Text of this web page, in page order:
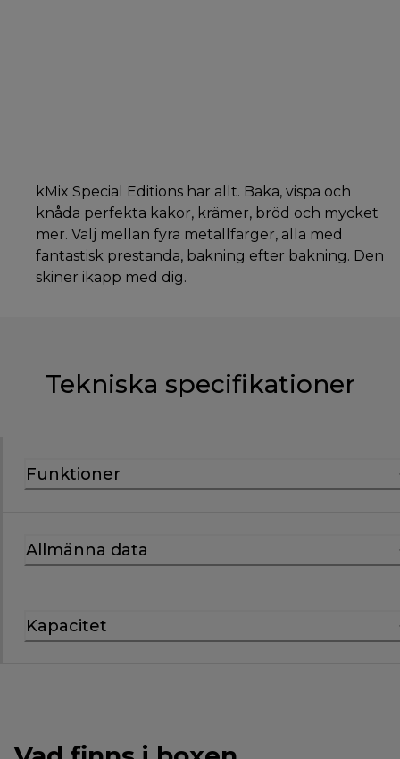
kMix Special Editions har allt. Baka, vispa och
knåda perfekta kakor, krämer, bröd och mycket
mer. Välj mellan fyra metallfärger, alla med
fantastisk prestanda, bakning efter bakning. Den
skiner ikapp med dig.
Tekniska specifikationer
Funktioner
Allmänna data
Kapacitet